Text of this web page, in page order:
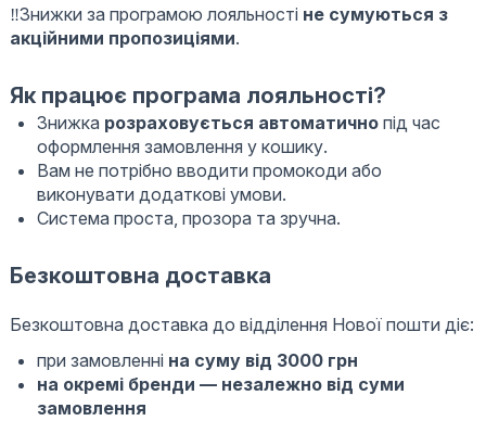
‼️Знижки за програмою лояльності не сумуються з
акційними пропозиціями.
Як працює програма лояльності?
Знижка розраховується автоматичнопід час
оформлення замовлення у кошику.
Вам не потрібно вводити промокоди або
виконувати додаткові умови.
Система проста, прозора та зручна.
Безкоштовна доставка
Безкоштовна доставка до відділення Нової пошти діє:
при замовленні на суму від 3000 грн
на окремі бренди — незалежно від суми
замовлення